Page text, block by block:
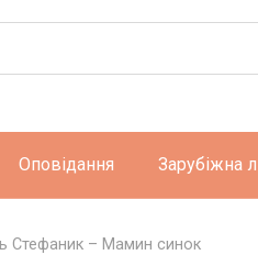
Оповідання Зарубіжна
Стефаник – Мамин синок